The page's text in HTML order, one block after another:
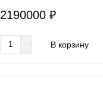
2190000 ₽
В корзину